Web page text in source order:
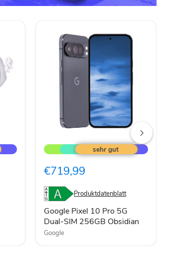
Pixel
10
5G
SIM
256GB
Obsidian
€719,99
Produktdatenblatt
Google Pixel 10 Pro 5G
Dual-SIM 256GB Obsidian
Google